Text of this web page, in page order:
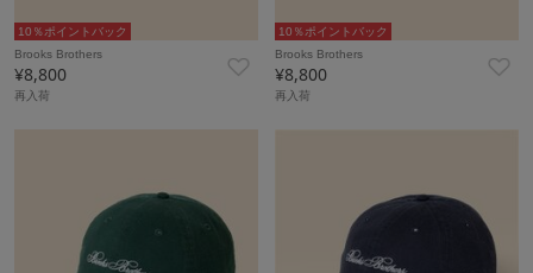
10％ポイントバック
Brooks Brothers
¥8,800
再入荷
10％ポイントバック
Brooks Brothers
¥8,800
再入荷